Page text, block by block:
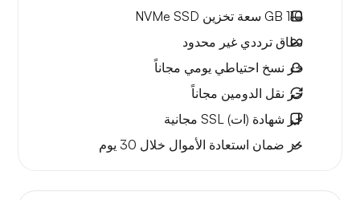
110 GB
سعة تخزين NVMe SSD
نطاق ترددي غير محدود
حر نسخ احتياطي يومي مجاناً
حر نقل الدومين مجاناً
حر شهادة (ات) SSL مجانية
حر ضمان استعادة الأموال خلال 30 يوم